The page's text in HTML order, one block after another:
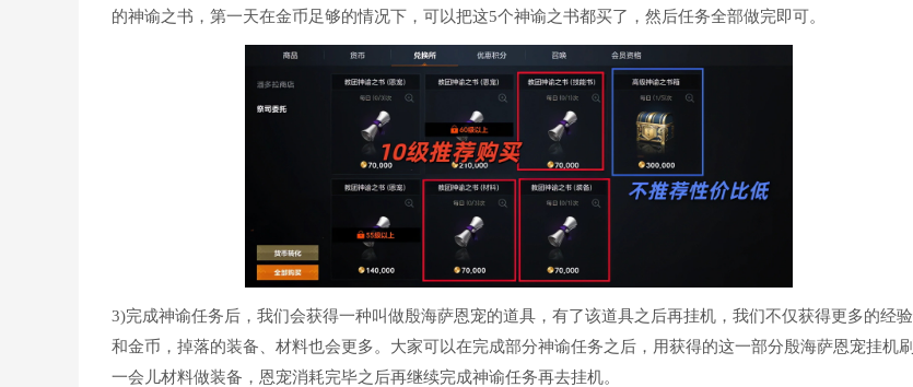
的神谕之书，第一天在金币足够的情况下，可以把这5个神谕之书都买了，然后任务全部做完即可。
3)完成神谕任务后，我们会获得一种叫做殷海萨恩宠的道具，有了该道具之后再挂机，我们不仅获得更多的经验
和金币，掉落的装备、材料也会更多。大家可以在完成部分神谕任务之后，用获得的这一部分殷海萨恩宠挂机刷
一会儿材料做装备，恩宠消耗完毕之后再继续完成神谕任务再去挂机。